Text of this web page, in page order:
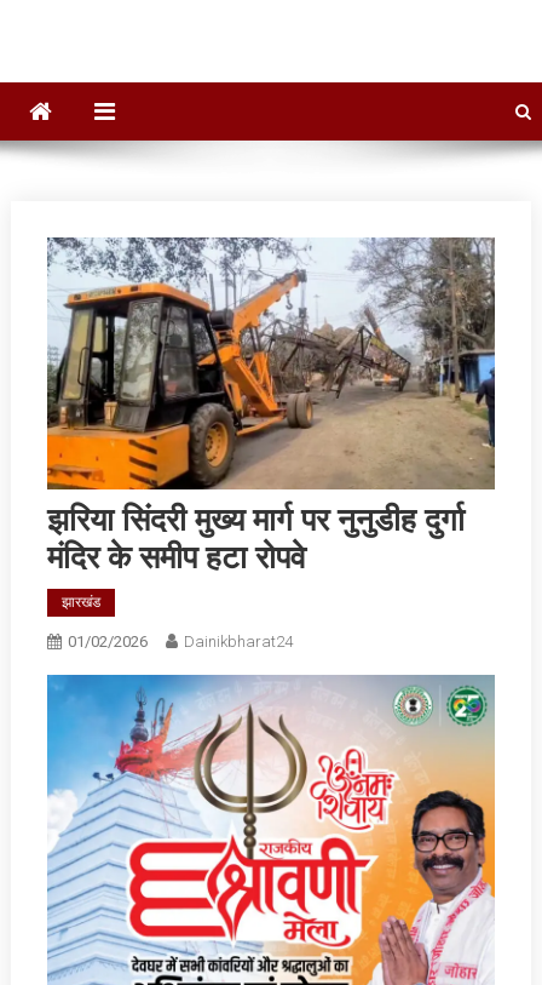
झरिया सिंदरी मुख्य मार्ग पर नुनुडीह दुर्गा
मंदिर के समीप हटा रोपवे
झारखंड
01/02/2026 Dainikbharat24